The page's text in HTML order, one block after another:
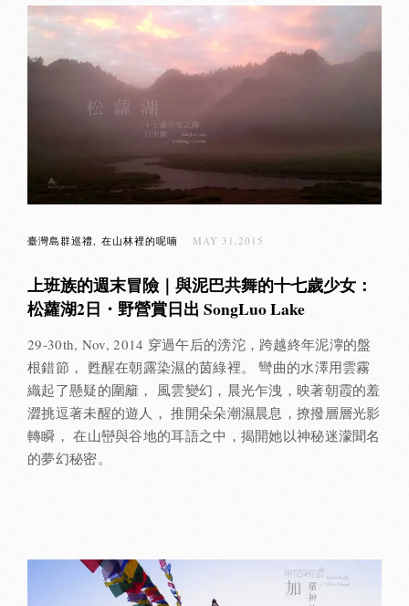
臺灣島群巡禮 在山林裡的呢喃 MAY 31,2015
上班族的週末冒險｜與泥巴共舞的十七歲少女：
松蘿湖2日・野營賞日出 SongLuo Lake
29-30th, Nov, 2014 穿過午后的滂沱，跨越終年泥濘的盤
根錯節， 甦醒在朝露染濕的茵綠裡。 彎曲的水澤用雲霧
織起了懸疑的圍籬， 風雲變幻，晨光乍洩，映著朝霞的羞
澀挑逗著未醒的遊人， 推開朵朵潮濕晨息，撩撥層層光影
轉瞬， 在山巒與谷地的耳語之中，揭開她以神秘迷濛聞名
的夢幻秘密。